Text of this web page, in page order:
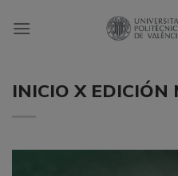
INICIO X EDICIÓN